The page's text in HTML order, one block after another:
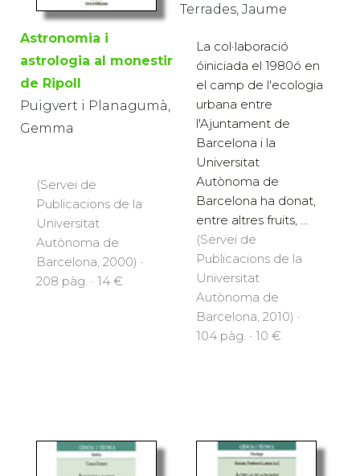
Astronomia i
astrologia al monestir
de Ripoll
Puigvert i Planagumà,
Gemma
(Servei de
Publicacions de la
Universitat
Autònoma de
Barcelona, 2000) ·
208 pàg. · 14 €
Terrades, Jaume
La col·laboració
óiniciada el 1980ó en
el camp de l'ecologia
urbana entre
l'Ajuntament de
Barcelona i la
Universitat
Autònoma de
Barcelona ha donat,
entre altres fruits, ...
(Servei de
Publicacions de la
Universitat
Autònoma de
Barcelona, 2010) ·
104 pàg. · 10 €